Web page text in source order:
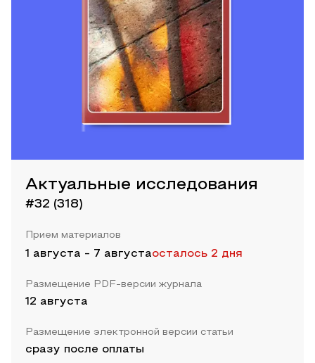
Актуальные исследования
#32 (318)
Прием материалов
1 августа - 7 августаосталось 2 дня
Размещение PDF-версии журнала
12 августа
Размещение электронной версии статьи
сразу после оплаты